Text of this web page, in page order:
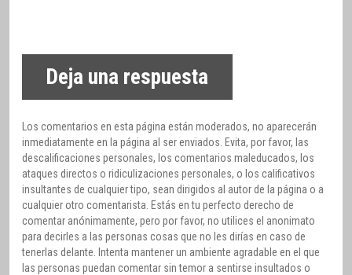
Deja una respuesta
Los comentarios en esta página están moderados, no aparecerán
inmediatamente en la página al ser enviados. Evita, por favor, las
descalificaciones personales, los comentarios maleducados, los
ataques directos o ridiculizaciones personales, o los calificativos
insultantes de cualquier tipo, sean dirigidos al autor de la página o a
cualquier otro comentarista. Estás en tu perfecto derecho de
comentar anónimamente, pero por favor, no utilices el anonimato
para decirles a las personas cosas que no les dirías en caso de
tenerlas delante. Intenta mantener un ambiente agradable en el que
las personas puedan comentar sin temor a sentirse insultados o